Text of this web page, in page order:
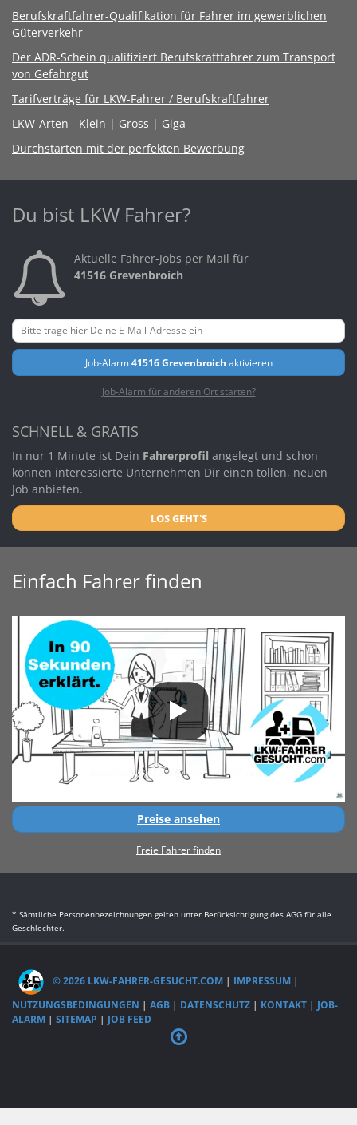
Berufskraftfahrer-Qualifikation für Fahrer im gewerblichen
Güterverkehr
Der ADR-Schein qualifiziert Berufskraftfahrer zum Transport
von Gefahrgut
Tarifverträge für LKW-Fahrer / Berufskraftfahrer
LKW-Arten - Klein | Gross | Giga
Durchstarten mit der perfekten Bewerbung
Du bist LKW Fahrer?
Aktuelle Fahrer-Jobs per Mail für
41516 Grevenbroich
Job-Alarm41516 Grevenbroich aktivieren
Job-Alarm für anderen Ort starten?
SCHNELL & GRATIS
In nur 1 Minute ist Dein Fahrerprofil angelegt und schon
können interessierte Unternehmen Dir einen tollen, neuen
Job anbieten.
LOS GEHT'S
Einfach Fahrer finden
Preise ansehen
Freie Fahrer finden
* Sämtliche Personenbezeichnungen gelten unter Berücksichtigung des AGG für alle
Geschlechter.
© 2026 LKW-FAHRER-GESUCHT.COM | IMPRESSUM |
NUTZUNGSBEDINGUNGEN | AGB | DATENSCHUTZ | KONTAKT | JOB-
ALARM | SITEMAP | JOB FEED